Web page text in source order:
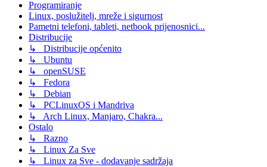
Programiranje
Linux, poslužitelj, mreže i sigurnost
Pametni telefoni, tableti, netbook prijenosnici...
Distribucije
↳ Distribucije općenito
↳ Ubuntu
↳ openSUSE
↳ Fedora
↳ Debian
↳ PCLinuxOS i Mandriva
↳ Arch Linux, Manjaro, Chakra...
Ostalo
↳ Razno
↳ Linux Za Sve
↳ Linux za Sve - dodavanje sadržaja